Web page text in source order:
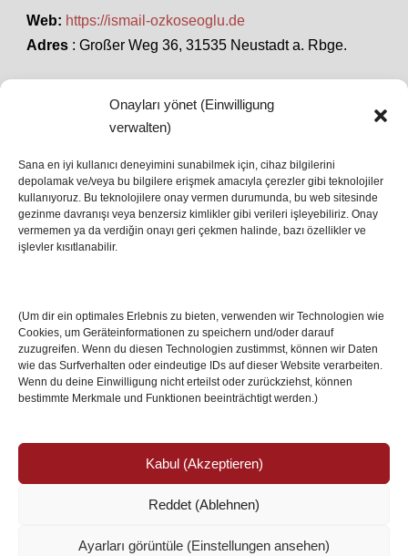
Onayları yönet (Einwilligung
verwalten)
Sana en iyi kullanıcı deneyimini sunabilmek için, cihaz bilgilerini
depolamak ve/veya bu bilgilere erişmek amacıyla çerezler gibi teknolojiler
kullanıyoruz. Bu teknolojilere onay vermen durumunda, bu web sitesinde
gezinme davranışı veya benzersiz kimlikler gibi verileri işleyebiliriz. Onay
vermemen ya da verdiğin onayı geri çekmen halinde, bazı özellikler ve
işlevler kısıtlanabilir.
(Um dir ein optimales Erlebnis zu bieten, verwenden wir Technologien wie
Cookies, um Geräteinformationen zu speichern und/oder darauf
zuzugreifen. Wenn du diesen Technologien zustimmst, können wir Daten
wie das Surfverhalten oder eindeutige IDs auf dieser Website verarbeiten.
Wenn du deine Einwilligung nicht erteilst oder zurückziehst, können
bestimmte Merkmale und Funktionen beeinträchtigt werden.)
Kabul (Akzeptieren)
Reddet (Ablehnen)
Ayarları görüntüle (Einstellungen ansehen)
Web: https://ismail-ozkoseoglu.de
Adres : Großer Weg 36, 31535 Neustadt a. Rbge.
SON HABERLER
İstanbul’da Avrupa Ligi Finali: Freiburg ve Aston
Villa Boğaz’da Tarih Yazmaya Hazırlanıyor
08 May 2026
17 Nis 2026
© Copyright 2024 /Impressum/Site sahibi